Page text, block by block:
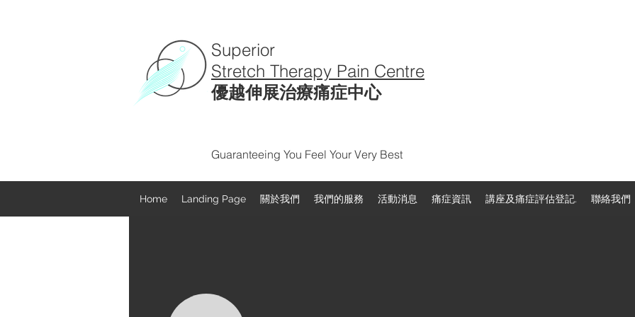
Superior
Stretch Therapy Pain Centre
優越伸展治療痛症中心
Guaranteeing You Feel Your Very Best
Home Landing Page 關於我們 我們的服務 活動消息 痛症資訊 講座及痛症評估登記. 聯絡我們